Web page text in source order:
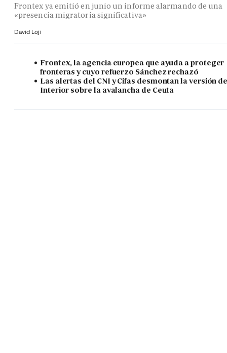
Frontex ya emitió en junio un informe alarmando de una
«presencia migratoria significativa»
David Loji
Frontex, la agencia europea que ayuda a proteger
fronteras y cuyo refuerzo Sánchez rechazó
Las alertas del CNI y Cifas desmontan la versión
Interior sobre la avalancha de Ceuta